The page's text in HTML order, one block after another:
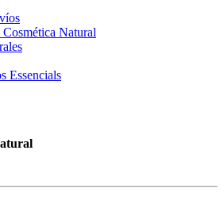
Natural
Essencials